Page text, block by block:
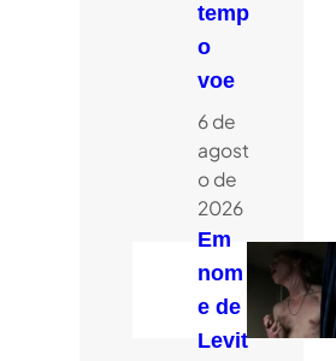
temp
o
voe
6 de
agost
o de
2026
Em
nom
e de
Levit